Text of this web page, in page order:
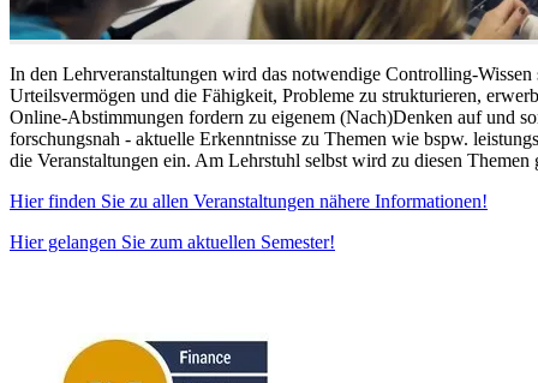
In den Lehrveranstaltungen wird das notwendige Controlling-
Urteilsvermögen und die Fähigkeit, Probleme zu strukturieren,
Online-Abstimmungen fordern zu eigenem (Nach)Denken auf und
forschungsnah - aktuelle Erkenntnisse zu Themen wie bspw.
die Veranstaltungen ein. Am Lehrstuhl selbst wird zu diesen
Hier finden Sie zu allen Veranstaltungen nähere Informationen!
Hier gelangen Sie zum aktuellen Semester!